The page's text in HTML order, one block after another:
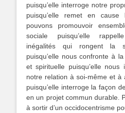
puisqu’elle interroge notre
puisqu’elle remet en
pouvons promouvoir
sociale puisqu’elle
inégalités qui rongent la
puisqu’elle nous confronte à
et spirituelle puisqu’elle
notre relation à soi-même et à
puisqu’elle interroge la façon
en un projet commun durable.
à sortir d’un occidocentrisme